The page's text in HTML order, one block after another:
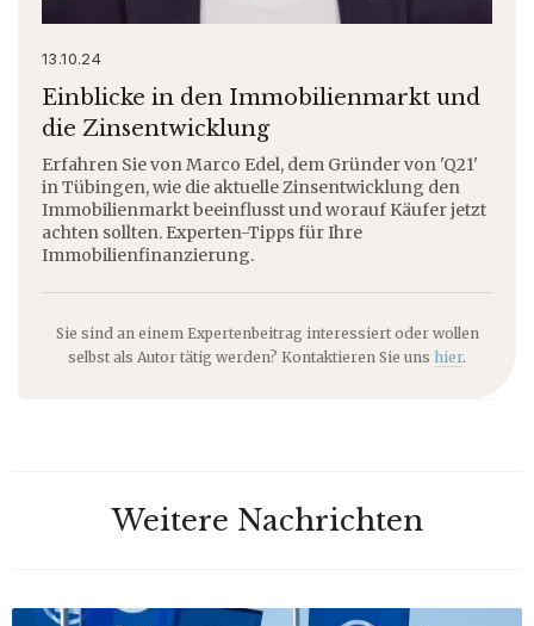
13.10.24
Einblicke in den Immobilienmarkt und
die Zinsentwicklung
Erfahren Sie von Marco Edel, dem Gründer von 'Q21'
in Tübingen, wie die aktuelle Zinsentwicklung den
Immobilienmarkt beeinflusst und worauf Käufer jetzt
achten sollten. Experten-Tipps für Ihre
Immobilienfinanzierung.
Sie sind an einem Expertenbeitrag interessiert oder wollen
selbst als Autor tätig werden? Kontaktieren Sie uns hier.
Weitere Nachrichten